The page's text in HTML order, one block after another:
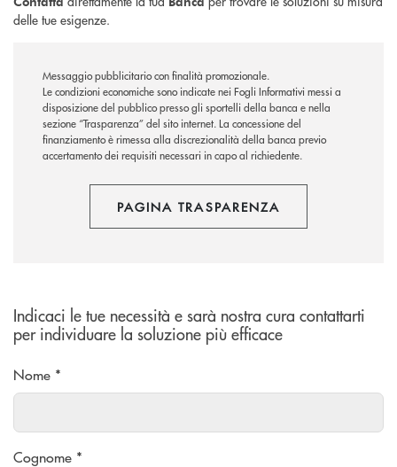
delle tue esigenze.
Messaggio pubblicitario con finalità promozionale.
Le condizioni economiche sono indicate nei Fogli Informativi messi a
disposizione del pubblico presso gli sportelli della banca e nella
sezione “Trasparenza” del sito internet.La concessione del
finanziamento è rimessa alla discrezionalità della banca previo
accertamento dei requisiti necessari in capo al richiedente.
PAGINA TRASPARENZA
Indicaci le tue necessità e sarà nostra cura contattarti
per individuare la soluzione più efficace
Nome *
Cognome *